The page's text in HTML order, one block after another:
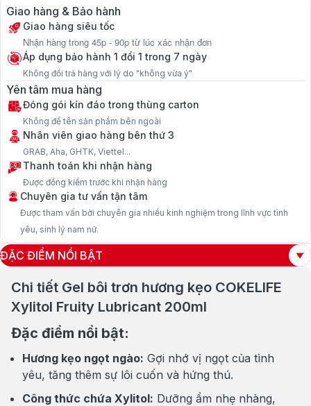
Giao hàng & Bảo hành
Giao hàng siêu tốc
Nhận hàng trong 45p - 90p từ lúc xác nhận đơn
Áp dụng bảo hành 1 đổi 1 trong 7 ngày
Không đổi trả hàng với lý do "không vừa ý"
Yên tâm mua hàng
Đóng gói kín đáo trong thùng carton
Không để tên sản phẩm bên ngoài
Nhân viên giao hàng bên thứ 3
GRAB, Aha, GHTK, Viettel...
Thanh toán khi nhận hàng
Được đồng kiểm trước khi nhận hàng
Chuyên gia tư vấn tận tâm
Được tham vấn bởi chuyên gia nhiều kinh nghiệm trong lĩnh vực tình
yêu, sinh lý nam nữ.
ĐẶC ĐIỂM NỔI BẬT
Chi tiết Gel bôi trơn hương kẹo COKELIFE
Xylitol Fruity Lubricant 200ml
Đặc điểm nổi bật:
Hương kẹo ngọt ngào: Gợi nhớ vị ngọt của tình
yêu, tăng thêm sự lôi cuốn và hứng thú.
Công thức chứa Xylitol: Dưỡng ẩm nhẹ nhàng,